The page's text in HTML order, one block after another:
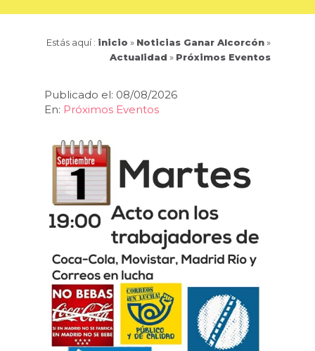
Estás aquí : inicio » Noticias Ganar Alcorcón»
Actualidad » Próximos Eventos
Publicado el: 08/08/2026
En: Próximos Eventos